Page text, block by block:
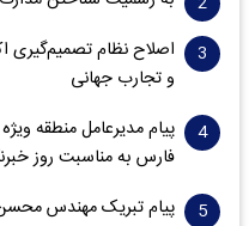
اصلاح نظام تصمیم‌گیری
و تجارب جهانی
پیام مدیرعامل منطقه
فارس به مناسبت روز
پیام تبریک مهندس